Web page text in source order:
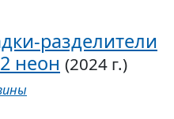
разделители
неон (2024 г.)